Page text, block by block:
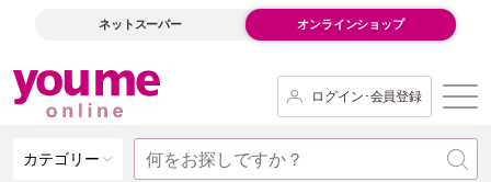
ネットスーパー オンラインショップ
ログイン･会員登録
カテゴリー